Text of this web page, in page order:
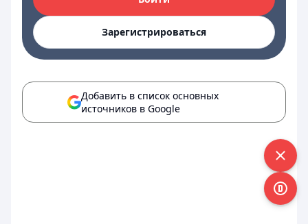
Зарегистрироваться
Добавить в список основных
источников в Google